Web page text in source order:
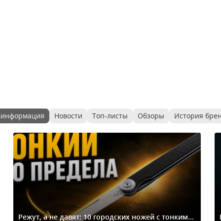
Новости Топ-листы Обзоры История
Режут, а не давят: 10 городских ножей с тонким...